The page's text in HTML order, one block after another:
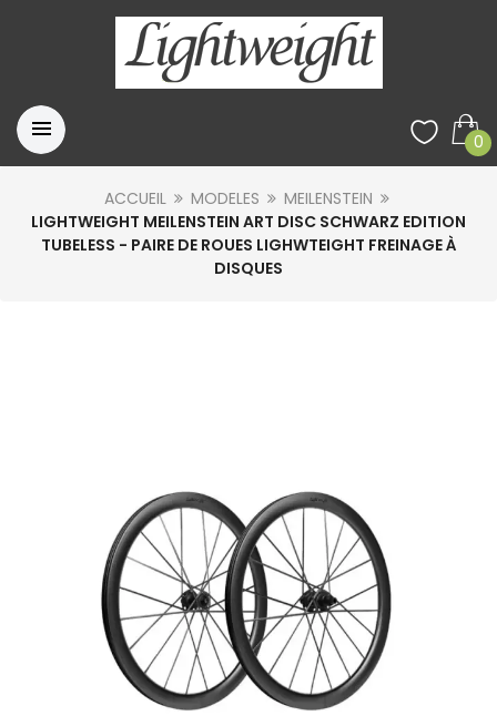
0
ACCUEIL MODELES
MEILENSTEIN
LIGHTWEIGHT MEILENSTEIN ART DISC SCHWARZ EDITION
TUBELESS - PAIRE DE ROUES LIGHWTEIGHT FREINAGE À
DISQUES